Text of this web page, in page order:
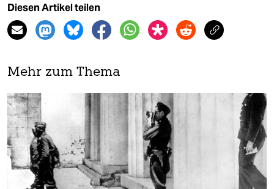
Diesen Artikel teilen
Mehr zum Thema